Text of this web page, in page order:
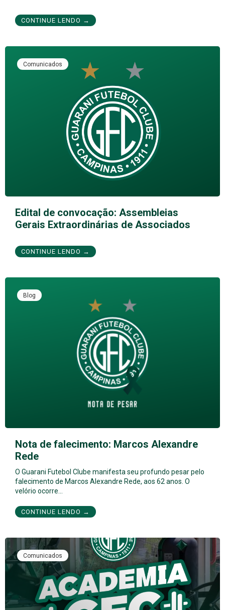
CONTINUE LENDO →
Comunicados
Edital de convocação: Assembleias
Gerais Extraordinárias de Associados
CONTINUE LENDO →
Blog
Nota de falecimento: Marcos Alexandre
Rede
O Guarani Futebol Clube manifesta seu profundo pesar pelo
falecimento de Marcos Alexandre Rede, aos 62 anos. O
velório ocorre…
CONTINUE LENDO →
Comunicados